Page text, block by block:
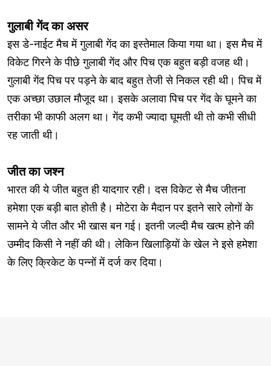
गुलाबी गेंद का असर
इस डे-नाईट मैच में गुलाबी गेंद का इस्तेमाल किया गया था। इस मैच में
विकेट गिरने के पीछे गुलाबी गेंद और पिच एक बहुत बड़ी वजह थी।
गुलाबी गेंद पिच पर पड़ने के बाद बहुत तेजी से निकल रही थी। पिच में
एक अच्छा उछाल मौजूद था। इसके अलावा पिच पर गेंद के घूमने का
तरीका भी काफी अलग था। गेंद कभी ज्यादा घूमती थी तो कभी सीधी
रह जाती थी।
जीत का जश्न
भारत की ये जीत बहुत ही यादगार रही। दस विकेट से मैच जीतना
हमेशा एक बड़ी बात होती है। मोटेरा के मैदान पर इतने सारे लोगों के
सामने ये जीत और भी खास बन गई। इतनी जल्दी मैच खत्म होने की
उम्मीद किसी ने नहीं की थी। लेकिन खिलाड़ियों के खेल ने इसे हमेशा
के लिए क्रिकेट के पन्नों में दर्ज कर दिया।